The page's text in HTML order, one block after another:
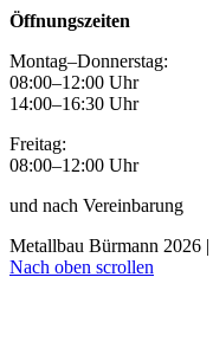
Öffnungszeiten
Montag–Donnerstag:
08:00–12:00 Uhr
14:00–16:30 Uhr
Freitag:
08:00–12:00 Uhr
und nach Vereinbarung
Metallbau Bürmann 2026 |
Nach oben scrollen